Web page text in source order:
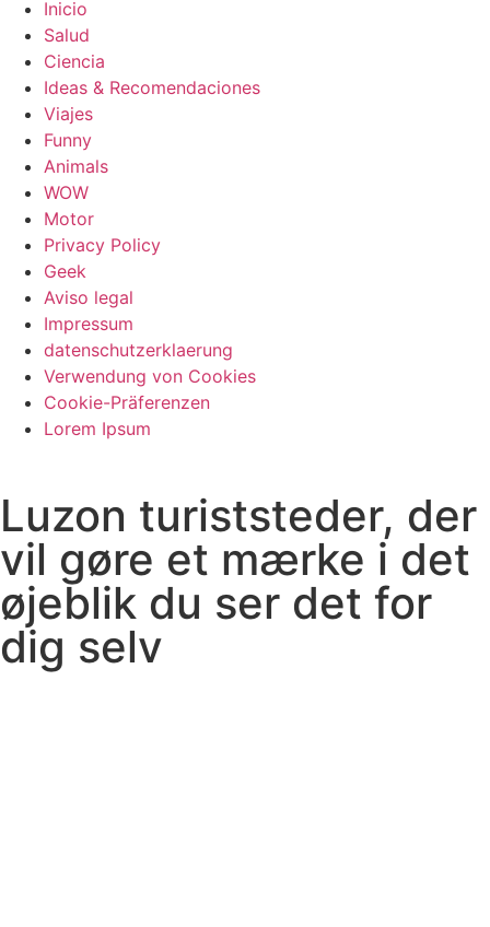
Inicio
Salud
Ciencia
Ideas & Recomendaciones
Viajes
Funny
Animals
WOW
Motor
Privacy Policy
Geek
Aviso legal
Impressum
datenschutzerklaerung
Verwendung von Cookies
Cookie-Präferenzen
Lorem Ipsum
Luzon turiststeder, der
vil gøre et mærke i det
øjeblik du ser det for
dig selv